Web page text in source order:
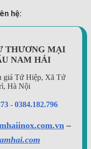
hệ:
THƯƠNG MẠI
NAM HẢI
giá Tứ Hiệp, Xã Tứ
Hà Nội
- 0384.182.796
–